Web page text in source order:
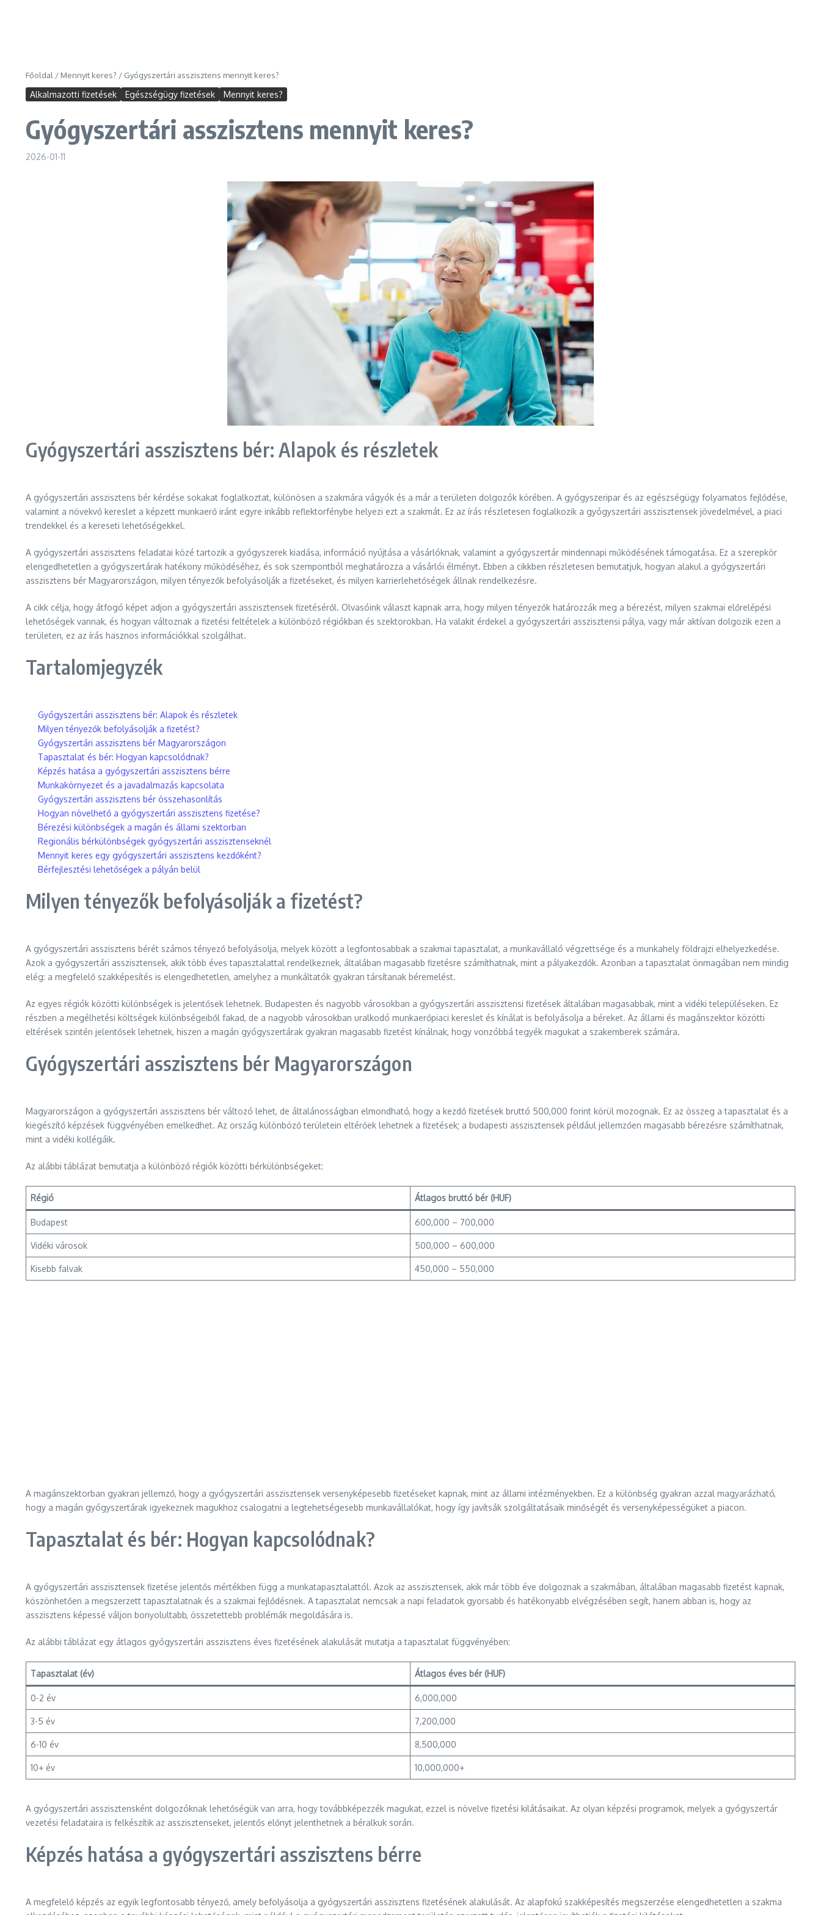
Főoldal / Mennyit keres? / Gyógyszertári asszisztens mennyit keres?
Alkalmazotti fizetések Egészségügy fizetések Mennyit keres?
Gyógyszertári asszisztens mennyit keres?
2026-01-11
Gyógyszertári asszisztens bér: Alapok és részletek
A gyógyszertári asszisztens bér kérdése sokakat foglalkoztat, különösen a szakmára vágyók és a már a területen dolgozók körében. A gyógyszeripar és az egészségügy folyamatos fejlődése,
valamint a növekvő kereslet a képzett munkaerő iránt egyre inkább reflektorfénybe helyezi ezt a szakmát. Ez az írás részletesen foglalkozik a gyógyszertári asszisztensek jövedelmével, a piaci
trendekkel és a kereseti lehetőségekkel.
A gyógyszertári asszisztens feladatai közé tartozik a gyógyszerek kiadása, információ nyújtása a vásárlóknak, valamint a gyógyszertár mindennapi működésének támogatása. Ez a szerepkör
elengedhetetlen a gyógyszertárak hatékony működéséhez, és sok szempontból meghatározza a vásárlói élményt. Ebben a cikkben részletesen bemutatjuk, hogyan alakul a gyógyszertári
asszisztens bér Magyarországon, milyen tényezők befolyásolják a fizetéseket, és milyen karrierlehetőségek állnak rendelkezésre.
A cikk célja, hogy átfogó képet adjon a gyógyszertári asszisztensek fizetéséről. Olvasóink választ kapnak arra, hogy milyen tényezők határozzák meg a bérezést, milyen szakmai előrelépési
lehetőségek vannak, és hogyan változnak a fizetési feltételek a különböző régiókban és szektorokban. Ha valakit érdekel a gyógyszertári asszisztensi pálya, vagy már aktívan dolgozik ezen a
területen, ez az írás hasznos információkkal szolgálhat.
Tartalomjegyzék
Gyógyszertári asszisztens bér: Alapok és részletek
Milyen tényezők befolyásolják a fizetést?
Gyógyszertári asszisztens bér Magyarországon
Tapasztalat és bér: Hogyan kapcsolódnak?
Képzés hatása a gyógyszertári asszisztens bérre
Munkakörnyezet és a javadalmazás kapcsolata
Gyógyszertári asszisztens bér összehasonlítás
Hogyan növelhető a gyógyszertári asszisztens fizetése?
Bérezési különbségek a magán és állami szektorban
Regionális bérkülönbségek gyógyszertári asszisztenseknél
Mennyit keres egy gyógyszertári asszisztens kezdőként?
Bérfejlesztési lehetőségek a pályán belül
Milyen tényezők befolyásolják a fizetést?
A gyógyszertári asszisztens bérét számos tényező befolyásolja, melyek között a legfontosabbak a szakmai tapasztalat, a munkavállaló végzettsége és a munkahely földrajzi elhelyezkedése.
Azok a gyógyszertári asszisztensek, akik több éves tapasztalattal rendelkeznek, általában magasabb fizetésre számíthatnak, mint a pályakezdők. Azonban a tapasztalat önmagában nem mindig
elég: a megfelelő szakképesítés is elengedhetetlen, amelyhez a munkáltatók gyakran társítanak béremelést.
Az egyes régiók közötti különbségek is jelentősek lehetnek. Budapesten és nagyobb városokban a gyógyszertári asszisztensi fizetések általában magasabbak, mint a vidéki településeken. Ez
részben a megélhetési költségek különbségeiből fakad, de a nagyobb városokban uralkodó munkaerőpiaci kereslet és kínálat is befolyásolja a béreket. Az állami és magánszektor közötti
eltérések szintén jelentősek lehetnek, hiszen a magán gyógyszertárak gyakran magasabb fizetést kínálnak, hogy vonzóbbá tegyék magukat a szakemberek számára.
Gyógyszertári asszisztens bér Magyarországon
Magyarországon a gyógyszertári asszisztens bér változó lehet, de általánosságban elmondható, hogy a kezdő fizetések bruttó 500,000 forint körül mozognak. Ez az összeg a tapasztalat és a
kiegészítő képzések függvényében emelkedhet. Az ország különböző területein eltérőek lehetnek a fizetések; a budapesti asszisztensek például jellemzően magasabb bérezésre számíthatnak,
mint a vidéki kollégáik.
Az alábbi táblázat bemutatja a különböző régiók közötti bérkülönbségeket:
Régió Átlagos bruttó bér (HUF)
Budapest 600,000 – 700,000
Vidéki városok 500,000 – 600,000
Kisebb falvak 450,000 – 550,000
A magánszektorban gyakran jellemző, hogy a gyógyszertári asszisztensek versenyképesebb fizetéseket kapnak, mint az állami intézményekben. Ez a különbség gyakran azzal magyarázható,
hogy a magán gyógyszertárak igyekeznek magukhoz csalogatni a legtehetségesebb munkavállalókat, hogy így javítsák szolgáltatásaik minőségét és versenyképességüket a piacon.
Tapasztalat és bér: Hogyan kapcsolódnak?
A gyógyszertári asszisztensek fizetése jelentős mértékben függ a munkatapasztalattól. Azok az asszisztensek, akik már több éve dolgoznak a szakmában, általában magasabb fizetést kapnak,
köszönhetően a megszerzett tapasztalatnak és a szakmai fejlődésnek. A tapasztalat nemcsak a napi feladatok gyorsabb és hatékonyabb elvégzésében segít, hanem abban is, hogy az
asszisztens képessé váljon bonyolultabb, összetettebb problémák megoldására is.
Az alábbi táblázat egy átlagos gyógyszertári asszisztens éves fizetésének alakulását mutatja a tapasztalat függvényében:
Tapasztalat (év) Átlagos éves bér (HUF)
0-2 év 6,000,000
3-5 év 7,200,000
6-10 év 8,500,000
10+ év 10,000,000+
A gyógyszertári asszisztensként dolgozóknak lehetőségük van arra, hogy továbbképezzék magukat, ezzel is növelve fizetési kilátásaikat. Az olyan képzési programok, melyek a gyógyszertár
vezetési feladataira is felkészítik az asszisztenseket, jelentős előnyt jelenthetnek a béralkuk során.
Képzés hatása a gyógyszertári asszisztens bérre
A megfelelő képzés az egyik legfontosabb tényező, amely befolyásolja a gyógyszertári asszisztens fizetésének alakulását. Az alapfokú szakképesítés megszerzése elengedhetetlen a szakma